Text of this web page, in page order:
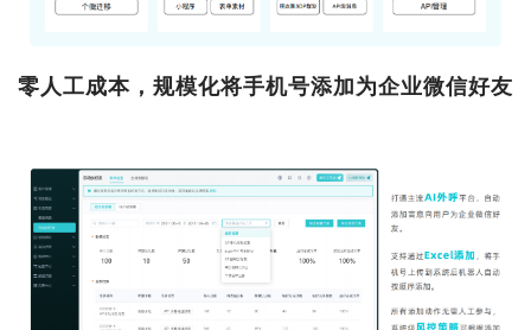
零人工成本，规模化将手机号添加为企业微信好友